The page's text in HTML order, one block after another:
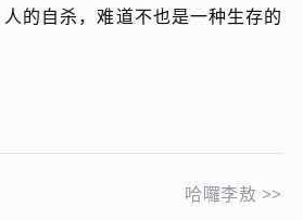
的自杀，难道不也是一种生存的
哈囉李敖 >>